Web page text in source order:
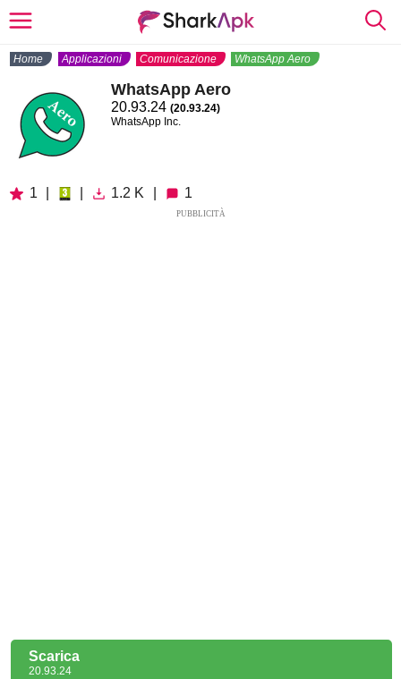
Home Applicazioni Comunicazione WhatsApp Aero
WhatsApp Aero
20.93.24 (20.93.24)
WhatsApp Inc.
1 1.2 K 1
PUBBLICITÀ
Scarica
20.93.24